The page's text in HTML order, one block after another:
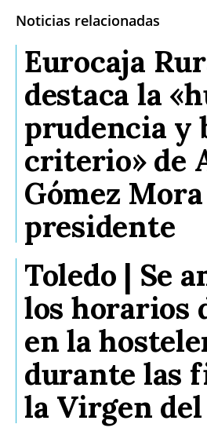
Noticias relacionadas
Eurocaja
destaca la
prudencia y
criterio» de
Gómez
presidente
Toledo | Se
los horarios
en la
durante las
la Virgen